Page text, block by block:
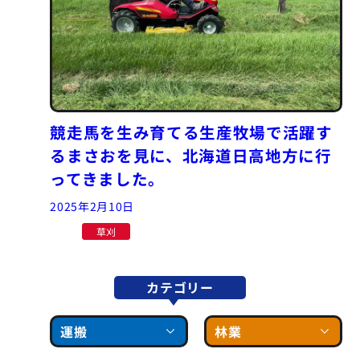
競走馬を生み育てる生産牧場で活躍す
るまさおを見に、北海道日高地方に行
ってきました。
2025年2月10日
草刈
カテゴリー
運搬 林業